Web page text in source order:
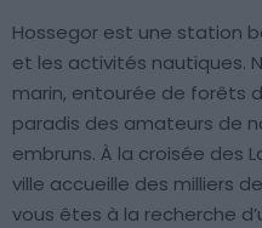
Hossegor est une station
et les activités nautiques.
marin, entourée de forêts
paradis des amateurs de
embruns. À la croisée des
ville accueille des milliers
vous êtes à la recherche